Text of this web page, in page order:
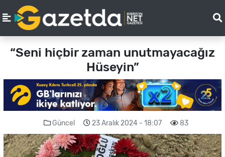
“Seni hiçbir zaman unutmayacağız
Hüseyin”
Güncel 23 Aralık 2024 - 18:07 83